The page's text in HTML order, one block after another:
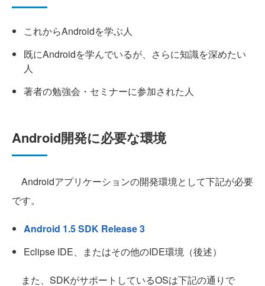
これからAndroidを学ぶ人
既にAndroidを学んでいるが、さらに知識を深めたい
人
著者の勉強会・セミナーに参加された人
Android開発に必要な環境
Androidアプリケーションの開発環境として下記が必要
です。
Android 1.5 SDK Release 3
Eclipse IDE、またはその他のIDE環境（後述）
また、SDKがサポートしているOSは下記の通りで